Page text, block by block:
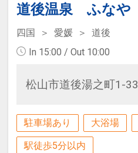
道後温泉 ふなや
四国 愛媛
道後
In 15:00 / Out 10:00
松山市道後湯之町1-33
駐車場あり 大浴場
駅徒歩5分以内